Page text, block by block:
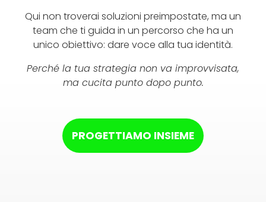
Qui non troverai soluzioni preimpostate, ma un
team che ti guida in un percorso che ha un
unico obiettivo: dare voce alla tua identità.
Perché la tua strategia non va improvvisata,
ma cucita punto dopo punto.
PROGETTIAMO INSIEME